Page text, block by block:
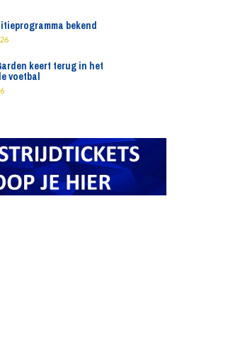
bekend
keert terug in het
voetbal